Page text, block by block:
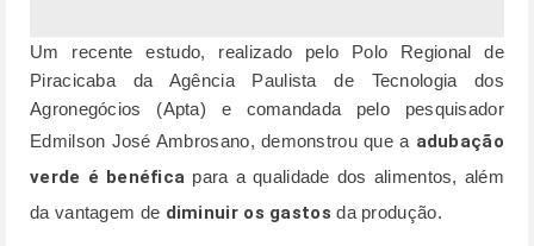
Um recente estudo, realizado pelo Polo Regional de
Piracicaba da Agência Paulista de Tecnologia dos
Agronegócios (Apta) e comandada pelo pesquisador
Edmilson José Ambrosano, demonstrou que a adubação
verde é benéfica para a qualidade dos alimentos, além
da vantagem de diminuir os gastos da produção.